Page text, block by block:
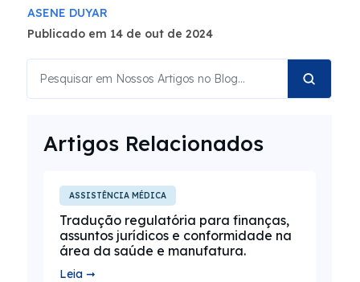
ASENE DUYAR
Publicado em 14 de out de 2024
Artigos Relacionados
ASSISTÊNCIA MÉDICA
Tradução regulatória para finanças,
assuntos jurídicos e conformidade na
área da saúde e manufatura.
Leia ➞